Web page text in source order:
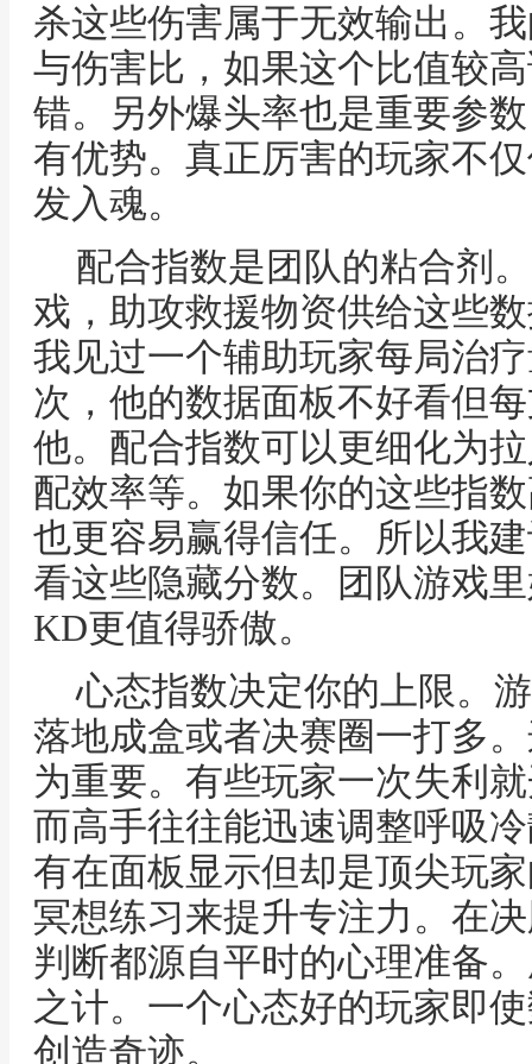
杀这些伤害属于无效输出。
与伤害比，如果这个比值较
错。另外爆头率也是重要参
有优势。真正厉害的玩家不
发入魂。
配合指数是团队的粘合剂
戏，助攻救援物资供给这些
我见过一个辅助玩家每局治
次，他的数据面板不好看但
他。配合指数可以更细化为
配效率等。如果你的这些指
也更容易赢得信任。所以我
看这些隐藏分数。团队游戏
KD更值得骄傲。
心态指数决定你的上限。
落地成盒或者决赛圈一打多
为重要。有些玩家一次失利
而高手往往能迅速调整呼吸
有在面板显示但却是顶尖玩
冥想练习来提升专注力。在
判断都源自平时的心理准备
之计。一个心态好的玩家即
创造奇迹。